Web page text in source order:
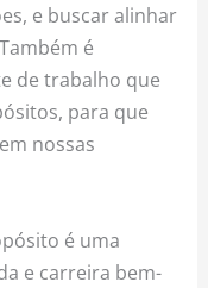
e buscar alinhar
é
de trabalho que
para que
nossas
é uma
e carreira bem-